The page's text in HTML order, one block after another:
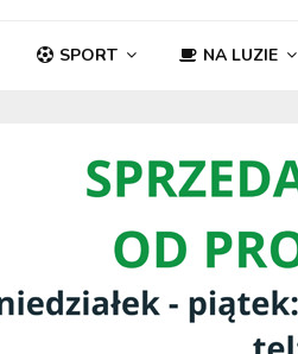
SPORT NA LUZIE